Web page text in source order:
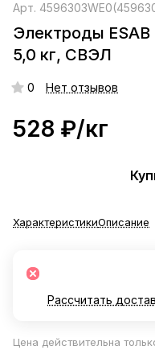
Арт.
Электроды
5,0 кг, СВЭЛ
0 Нет отзывов
528 ₽/кг
ХарактеристикиОписание
Рассчитать
Цена действительна